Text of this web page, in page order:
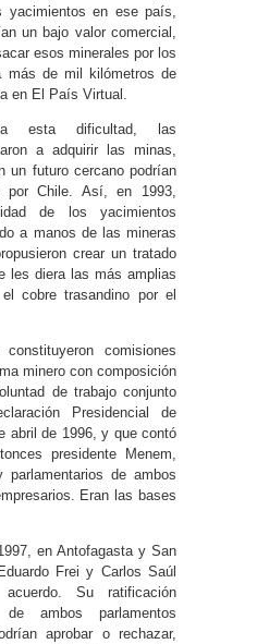
en ese país,
un bajo valor comercial,
esos minerales por los
más de mil kilómetros de
en El País Virtual.
esta dificultad, las
a adquirir las minas,
un futuro cercano podrían
por Chile. Así, en 1993,
de los yacimientos
a manos de las mineras
crear un tratado
les diera las más amplias
cobre trasandino por el
comisiones
minero con composición
de trabajo conjunto
Presidencial de
abril de 1996, y que contó
presidente Menem,
de ambos
Eran las bases
en Antofagasta y San
Frei y Carlos Saúl
Su ratificación
ambos parlamentos
aprobar o rechazar,